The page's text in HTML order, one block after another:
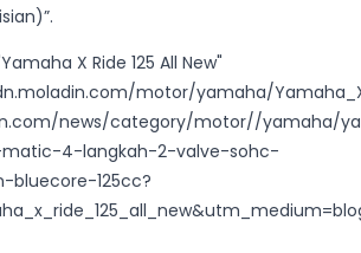
X Ride 125 All New"
motor/yamaha/
news/category/motor//yamaha/
matic-4-langkah-2-valve-sohc-
bluecore-125cc?